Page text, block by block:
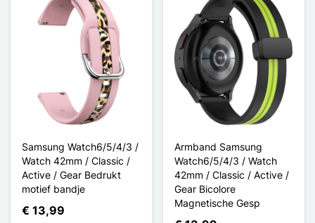
Samsung Watch6/5/4/3 /
Watch 42mm / Classic /
Active / Gear Bedrukt
motief bandje
€ 13,99
Armband Samsung
Watch6/5/4/3 / Watch
42mm / Classic / Active /
Gear Bicolore
Magnetische Gesp